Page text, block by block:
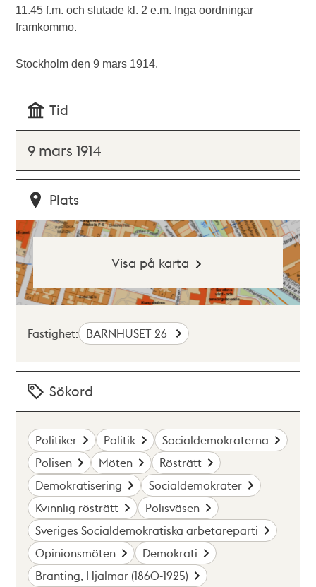
11.45 f.m. och slutade kl. 2 e.m. Inga oordningar
framkommo.
Stockholm den 9 mars 1914.
Tid
9 mars 1914
Plats
Visa på karta
Fastighet: BARNHUSET 26
Sökord
Politiker Politik
Socialdemokraterna
Polisen
Möten
Rösträtt
Demokratisering
Socialdemokrater
Kvinnlig rösträtt
Polisväsen
Sveriges Socialdemokratiska arbetareparti
Opinionsmöten
Demokrati
Branting, Hjalmar (1860-1925)